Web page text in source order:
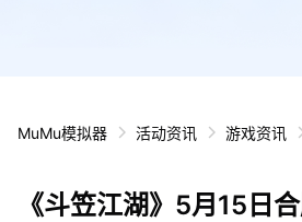
MuMu模拟器 活动资讯 游戏资讯
《斗笠江湖》5月15日